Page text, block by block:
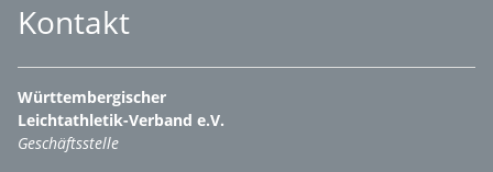
Kontakt
Württembergischer
Leichtathletik-Verband e.V.
Geschäftsstelle